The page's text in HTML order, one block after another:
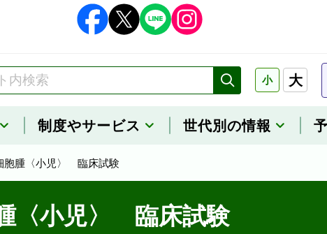
小 大
制度やサービス 世代別の情報
胞腫〈小児〉 臨床試験
〈小児〉 臨床試験